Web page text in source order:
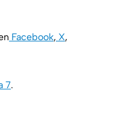
Facebook, X,
7.